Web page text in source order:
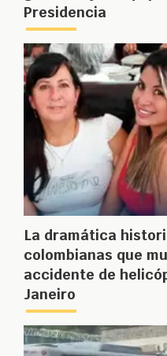
Presidencia
La dramática
colombianas que
accidente de
Janeiro